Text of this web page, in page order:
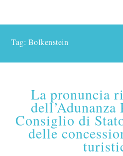
Tag: Bolkenstein
La pronuncia
Consiglio di
delle